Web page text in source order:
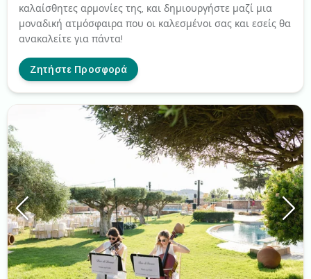
καλαίσθητες αρμονίες της, και δημιουργήστε μαζί μια
μοναδική ατμόσφαιρα που οι καλεσμένοι σας και εσείς θα
ανακαλείτε για πάντα!
Ζητήστε Προσφορά